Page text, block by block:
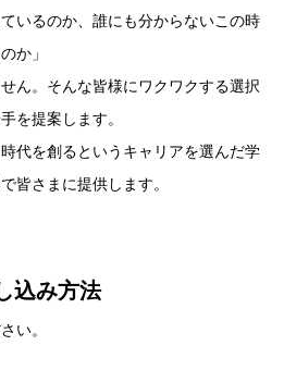
いるのか、誰にも分からないこの時
か」
ん。そんな皆様にワクワクする選択
を提案します。
代を創るというキャリアを選んだ学
皆さまに提供します。
込み方法
い。